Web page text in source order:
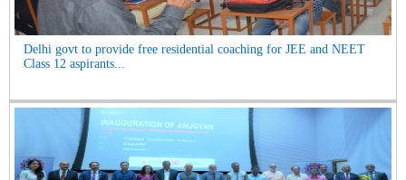
Delhi govt to provide free residential coaching for JEE and NEET
Class 12 aspirants...